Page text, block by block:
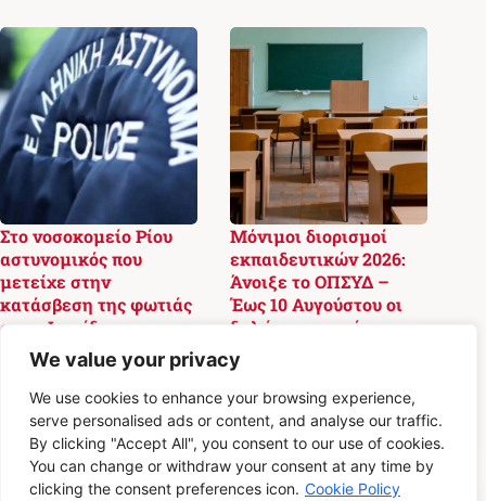
We value your privacy
We use cookies to enhance your browsing experience,
serve personalised ads or content, and analyse our traffic.
By clicking "Accept All", you consent to our use of cookies.
You can change or withdraw your consent at any time by
clicking the consent preferences icon. Cookie Policy
Στο νοσοκομείο Ρίου
αστυνομικός που
μετείχε στην
κατάσβεση της φωτιάς
στην Φωκίδα
5 Αυγούστου 2026,
Μόνιμοι διορισμοί
εκπαιδευτικών 2026:
Άνοιξε το ΟΠΣΥΔ –
Έως 10 Αυγούστου οι
δηλώσεις προτίμησης